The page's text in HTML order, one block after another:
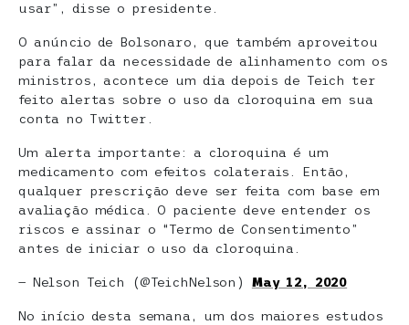
usar”, disse o presidente.
O anúncio de Bolsonaro, que também aproveitou
para falar da necessidade de alinhamento com os
ministros, acontece um dia depois de Teich ter
feito alertas sobre o uso da cloroquina em sua
conta no Twitter.
Um alerta importante: a cloroquina é um
medicamento com efeitos colaterais. Então,
qualquer prescrição deve ser feita com base em
avaliação médica. O paciente deve entender os
riscos e assinar o “Termo de Consentimento”
antes de iniciar o uso da cloroquina.
— Nelson Teich (@TeichNelson) May 12, 2020
No início desta semana, um dos maiores estudos